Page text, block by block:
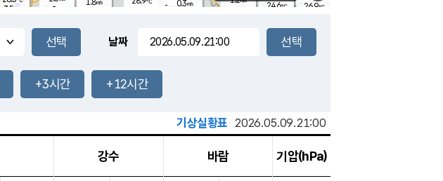
24.6℃
9.0mm
-mm
m/s
장호원
27.5℃
0.0m/s
-mm
- mm
-
26.9℃
0.3m/s
3.5 m/s
날짜
+3시간 +12시간
기상실황표 2026.05.09.21:00
강수 바람 기압(hPa)